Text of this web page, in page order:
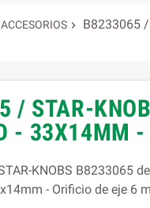
ACCESORIOS 
B8233065 /
/ STAR-
- 33X14MM
KNOBS B8233065
- Orificio de eje 6